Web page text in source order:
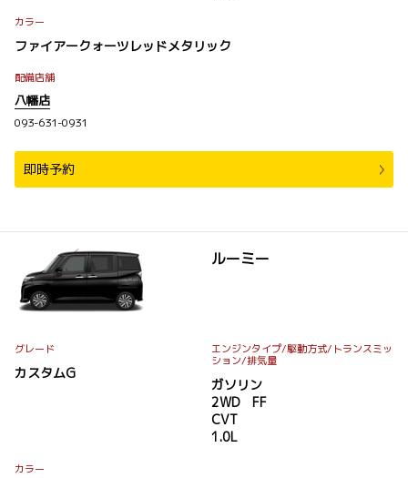
カラー
ファイアークォーツレッドメタリック
配備店舗
八幡店
093-631-0931
即時予約
ルーミー
グレード
カスタムG
エンジンタイプ/駆動方式/ トランスミッ
ション/排気量
ガソリン
2WD FF
CVT
1.0L
カラー